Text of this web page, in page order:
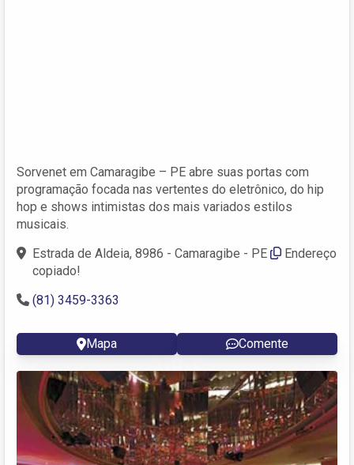
Sorvenet em Camaragibe – PE abre suas portas com
programação focada nas vertentes do eletrônico, do hip
hop e shows intimistas dos mais variados estilos
musicais.
Estrada de Aldeia, 8986 - Camaragibe - PE
Endereço
copiado!
(81) 3459-3363
Mapa Comente